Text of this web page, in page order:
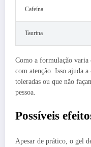
Cafeína
Taurina
Como a formulação
com atenção. Isso ajuda a
toleradas ou que não
pessoa.
Possíveis
Apesar de prático, o gel